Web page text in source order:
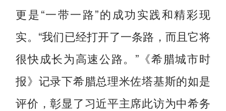
更是“一带一路”的成功实践和精彩现
实。“我们已经打开了一条路，而且它将
很快成长为高速公路。”《希腊城市时
报》记录下希腊总理米佐塔基斯的如是
评价，彰显了习近平主席此访为中希务